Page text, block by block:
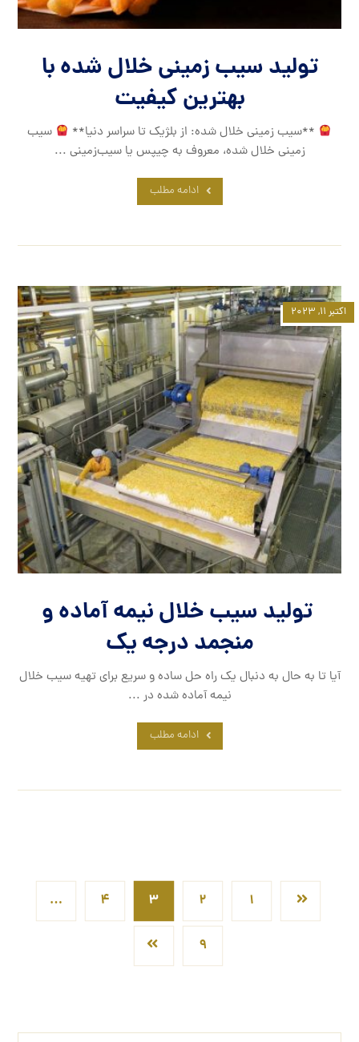
تولید سیب زمینی خلال شده با
بهترین کیفیت
**سیب زمینی خلال شده: از بلژیک تا سراسر دنیا**
سیب
زمینی خلال شده، معروف به چیپس یا سیب‌زمینی ...
ادامه مطلب
تولید سیب خلال نیمه آماده و
منجمد درجه یک
اکتبر ۱۱, ۲۰۲۳
آیا تا به حال به دنبال یک راه حل ساده و سریع برای تهیه سیب خلال
نیمه آماده شده در ...
ادامه مطلب
۱ ۲ ۳ ۴ …
۹